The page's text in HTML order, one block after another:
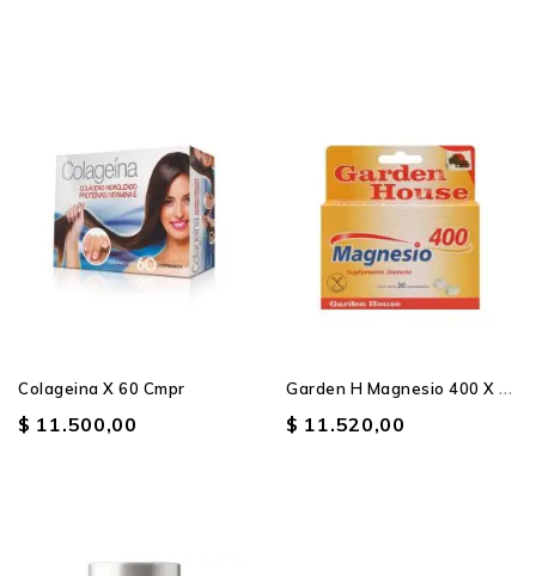
Colageina X 60 Cmpr
$ 11.500,00
G
Arden H Magnesio 400 X 30 Cpr
$ 11.520,00